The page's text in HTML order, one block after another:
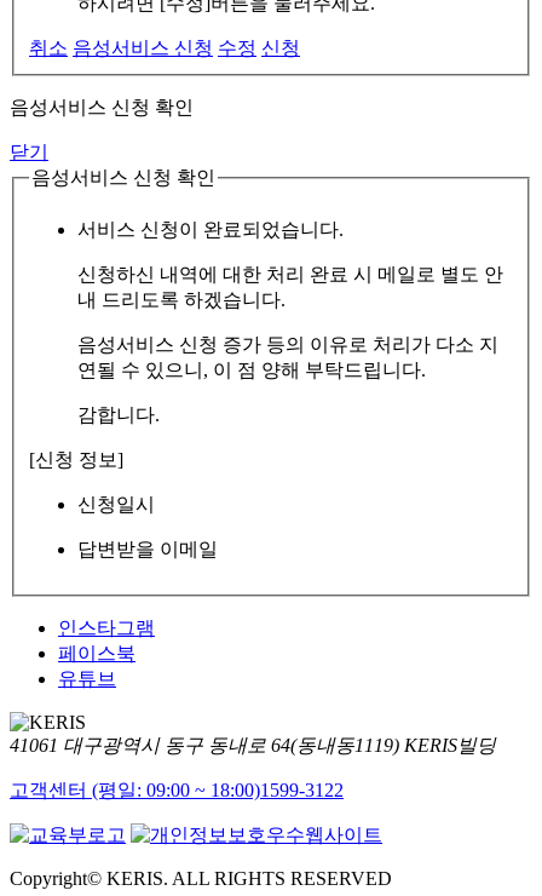
취소 음성서비스 신청 수정 신청
음성서비스 신청 확인
닫기
음성서비스 신청 확인
서비스 신청이 완료되었습니다.
신청하신 내역에 대한 처리 완료 시 메일로 별도 안
내 드리도록 하겠습니다.
음성서비스 신청 증가 등의 이유로 처리가 다소 지
연될 수 있으니, 이 점 양해 부탁드립니다.
감합니다.
[신청 정보]
신청일시
답변받을 이메일
인스타그램
페이스북
유튜브
41061 대구광역시 동구 동내로 64(동내동1119) KERIS빌딩
고객센터 (평일: 09:00 ~ 18:00)1599-3122
Copyright© KERIS. ALL RIGHTS RESERVED